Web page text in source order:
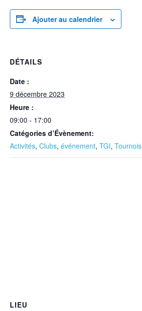
Ajouter au calendrier
DÉTAILS
Date :
9 décembre 2023
Heure :
09:00 - 17:00
Catégories d’Évènement:
Activités, Clubs, événement, TGI, Tournois
LIEU